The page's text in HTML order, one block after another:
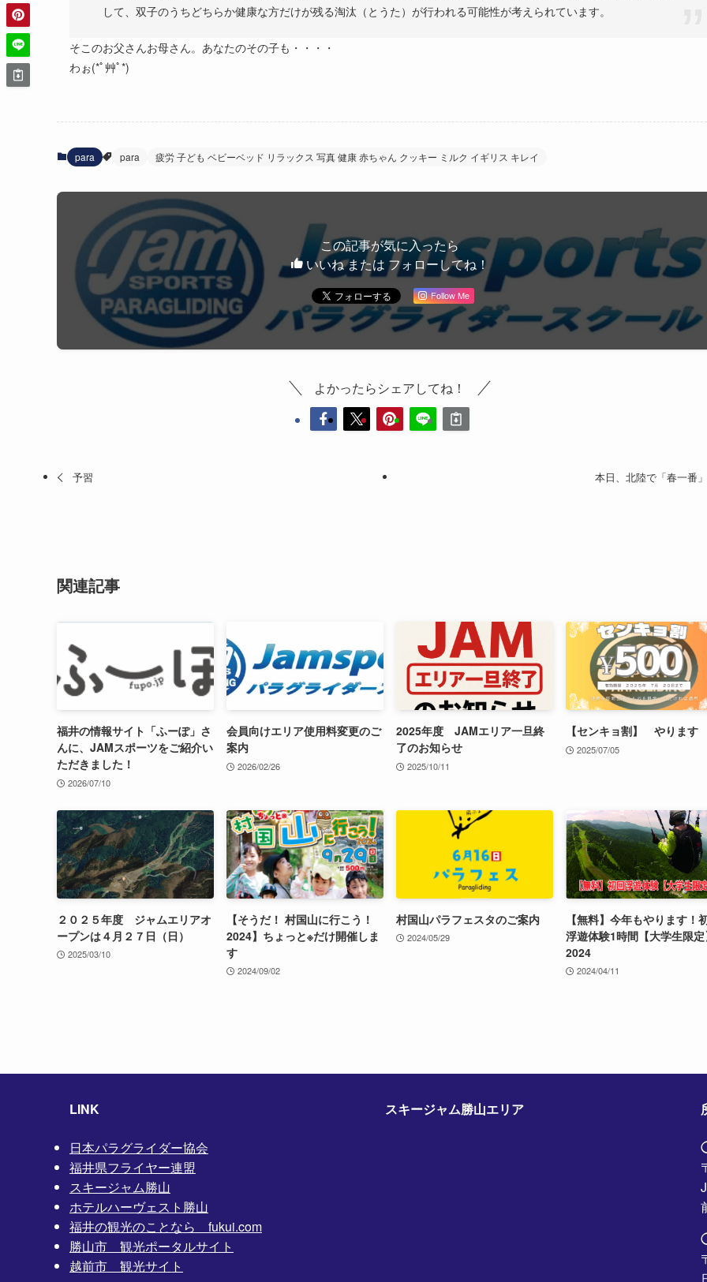
して、双子のうちどちらか健康な方だけが残る淘汰（とうた）が行われる可能性が考えられています。
そこのお父さんお母さん。あなたのその子も・・・・
わぉ(*ﾟ艸ﾟ*)
para para 疲労 子ども ベビーベッド リラックス 写真 健康 赤ちゃん クッキー ミルク イギリス キレイ
この記事が気に入ったら
いいね または フォローしてね！
Follow Me
よかったらシェアしてね！
予習 本日、北陸で「春一番」
関連記事
福井の情報サイト「ふーぽ」さ
んに、JAMスポーツをご紹介い
ただきました！
2026/07/10
会員向けエリア使用料変更のご
案内
2026/02/26
2025年度 JAMエリア一旦終
了のお知らせ
2025/10/11
【センキョ割】 やります
2025/07/05
２０２５年度 ジャムエリアオ
ープンは４月２７日（日）
2025/03/10
【そうだ！ 村国山に行こう！
2024】ちょっと※だけ開催しま
す
2024/09/02
村国山パラフェスタのご案内
2024/05/29
【無料】今年もやります！
浮遊体験1時間【大学生限
2024
2024/04/11
LINK
日本パラグライダー協会
福井県フライヤー連盟
スキージャム勝山
ホテルハーヴェスト勝山
福井の観光のことなら fukui.com
勝山市 観光ポータルサイト
越前市 観光サイト
スキージャム勝山エリア